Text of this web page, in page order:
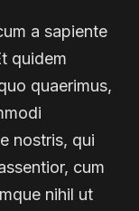
a sapiente
quidem
quaerimus,
nostris, qui
cum
nihil ut